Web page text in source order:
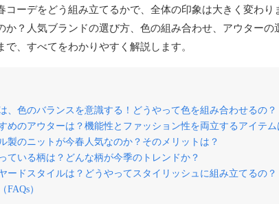
コーデをどう組み立てるかで、全体の印象は大きく変わり
か？人気ブランドの選び方、色の組み合わせ、アウターの
で、すべてをわかりやすく解説します。
、色のバランスを意識する！どうやって色を組み合わせるの？
めのアウターは？機能性とファッション性を両立するアイテム
製のニットが今春人気なのか？そのメリットは？
ている柄は？どんな柄が今季のトレンドか？
ードスタイルは？どうやってスタイリッシュに組み立てるの？
FAQs）